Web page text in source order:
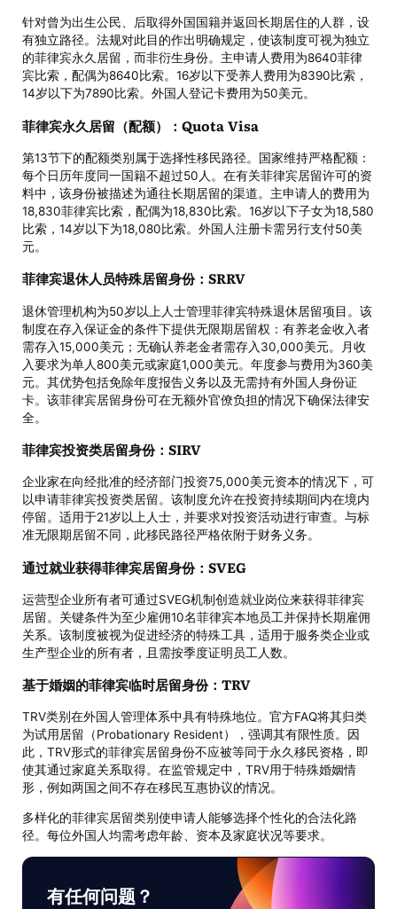
针对曾为出生公民、后取得外国国籍并返回长期居住的人群，设
有独立路径。法规对此目的作出明确规定，使该制度可视为独立
的菲律宾永久居留，而非衍生身份。主申请人费用为8640菲律
宾比索，配偶为8640比索。16岁以下受养人费用为8390比索，
14岁以下为7890比索。外国人登记卡费用为50美元。
菲律宾永久居留（配额）：Quota Visa
第13节下的配额类别属于选择性移民路径。国家维持严格配额：
每个日历年度同一国籍不超过50人。在有关菲律宾居留许可的资
料中，该身份被描述为通往长期居留的渠道。主申请人的费用为
18,830菲律宾比索，配偶为18,830比索。16岁以下子女为18,580
比索，14岁以下为18,080比索。外国人注册卡需另行支付50美
元。
菲律宾退休人员特殊居留身份：SRRV
退休管理机构为50岁以上人士管理菲律宾特殊退休居留项目。该
制度在存入保证金的条件下提供无限期居留权：有养老金收入者
需存入15,000美元；无确认养老金者需存入30,000美元。月收
入要求为单人800美元或家庭1,000美元。年度参与费用为360美
元。其优势包括免除年度报告义务以及无需持有外国人身份证
卡。该菲律宾居留身份可在无额外官僚负担的情况下确保法律安
全。
菲律宾投资类居留身份：SIRV
企业家在向经批准的经济部门投资75,000美元资本的情况下，可
以申请菲律宾投资类居留。该制度允许在投资持续期间内在境内
停留。适用于21岁以上人士，并要求对投资活动进行审查。与标
准无限期居留不同，此移民路径严格依附于财务义务。
通过就业获得菲律宾居留身份：SVEG
运营型企业所有者可通过SVEG机制创造就业岗位来获得菲律宾
居留。关键条件为至少雇佣10名菲律宾本地员工并保持长期雇佣
关系。该制度被视为促进经济的特殊工具，适用于服务类企业或
生产型企业的所有者，且需按季度证明员工人数。
基于婚姻的菲律宾临时居留身份：TRV
TRV类别在外国人管理体系中具有特殊地位。官方FAQ将其归类
为试用居留（Probationary Resident），强调其有限性质。因
此，TRV形式的菲律宾居留身份不应被等同于永久移民资格，即
使其通过家庭关系取得。在监管规定中，TRV用于特殊婚姻情
形，例如两国之间不存在移民互惠协议的情况。
多样化的菲律宾居留类别使申请人能够选择个性化的合法化路
径。每位外国人均需考虑年龄、资本及家庭状况等要求。
有任何问题？